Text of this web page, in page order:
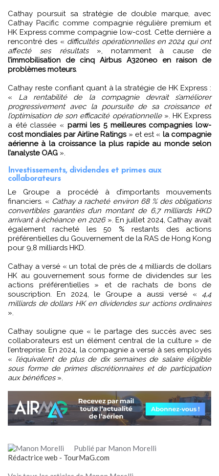
Cathay poursuit sa stratégie de double marque, avec
Cathay Pacific comme compagnie régulière premium et
HK Express comme compagnie low-cost. Cette dernière a
rencontré des « difficultés opérationnelles en 2024 qui ont
affecté ses résultats», notamment à cause de
l’immobilisation de cinq Airbus A320neo en raison de
problèmes moteurs.
Cathay reste confiant quant à la stratégie de HK Express :
« La rentabilité de la compagnie devrait s’améliorer
progressivement avec la poursuite de sa croissance et
l’optimisation de son efficacité opérationnelle». HK Express
a été classée « parmi les 5 meilleures compagnies low-
cost mondiales par Airline Ratings» et est « la compagnie
aérienne à la croissance la plus rapide au monde selon
l’analyste OAG ».
Investissements, dividendes et primes aux
collaborateurs
Le Groupe a procédé à d’importants mouvements
financiers. « Cathay a racheté environ 68 % des obligations
convertibles garanties d’un montant de 6,7 milliards HKD
arrivant à échéance en 2026». En juillet 2024, Cathay avait
également racheté les 50 % restants des actions
préférentielles du Gouvernement de la RAS de Hong Kong
pour 9,8 milliards HKD.
Cathay a versé « un total de près de 4 milliards de dollars
HK au gouvernement sous forme de dividendes sur les
actions préférentielles » et de rachats de bons de
souscription. En 2024, le Groupe a aussi versé « 4,4
milliards de dollars HK en dividendes sur actions ordinaires
».
Cathay souligne que « le partage des succès avec ses
collaborateurs est un élément central de la culture » de
l’entreprise. En 2024, la compagnie a versé à ses employés
« l’équivalent de plus de dix semaines de salaire éligible
sous forme de primes discrétionnaires et de participation
aux bénéfices».
Publié par Manon Morelli
Rédactrice web - TourMaG.com